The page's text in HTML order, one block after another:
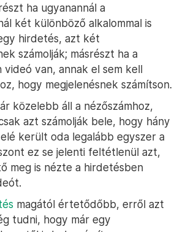
ha ugyanannál a
két különböző alkalommal is
hirdetés, azt két
számolják; másrészt ha a
videó van, annak el sem kell
hogy megjelenésnek számítson.
közelebb áll a nézőszámhoz,
azt számolják bele, hogy hány
került oda legalább egyszer a
ez se jelenti feltétlenül azt,
meg is nézte a hirdetésben
magától értetődőbb, erről azt
tudni, hogy már egy